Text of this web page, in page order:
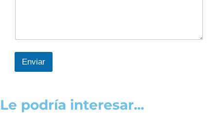
Enviar
Le podría interesar...